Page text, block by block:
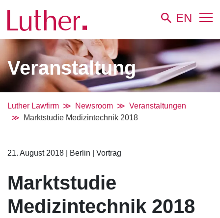
EN
Veranstaltung
Luther Lawfirm Newsroom
Veranstaltungen
Marktstudie Medizintechnik 2018
21. August 2018 Berlin Vortrag
Marktstudie
Medizintechnik 2018